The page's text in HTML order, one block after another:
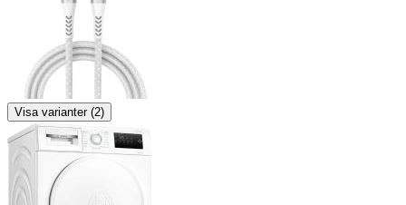
Visa varianter (2)